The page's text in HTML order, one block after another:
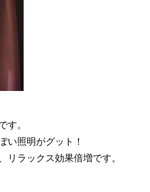
す。
い照明がグット！
リラックス効果倍増です。